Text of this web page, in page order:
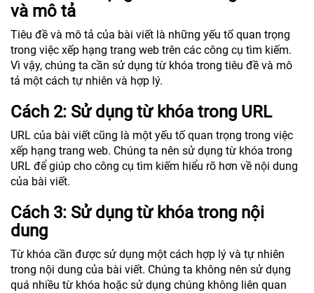
và mô tả
Tiêu đề và mô tả của bài viết là những yếu tố quan trọng
trong việc xếp hạng trang web trên các công cụ tìm kiếm.
Vì vậy, chúng ta cần sử dụng từ khóa trong tiêu đề và mô
tả một cách tự nhiên và hợp lý.
Cách 2: Sử dụng từ khóa trong URL
URL của bài viết cũng là một yếu tố quan trọng trong việc
xếp hạng trang web. Chúng ta nên sử dụng từ khóa trong
URL để giúp cho công cụ tìm kiếm hiểu rõ hơn về nội dung
của bài viết.
Cách 3: Sử dụng từ khóa trong nội
dung
Từ khóa cần được sử dụng một cách hợp lý và tự nhiên
trong nội dung của bài viết. Chúng ta không nên sử dụng
quá nhiều từ khóa hoặc sử dụng chúng không liên quan